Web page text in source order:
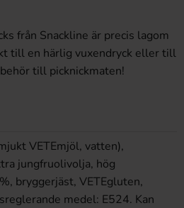
från Snackline är precis lagom
till en härlig vuxendryck eller till
till picknickmaten!
VETEmjöl, vatten),
jungfruolivolja, hög
bryggerjäst, VETEgluten,
medel: E524. Kan